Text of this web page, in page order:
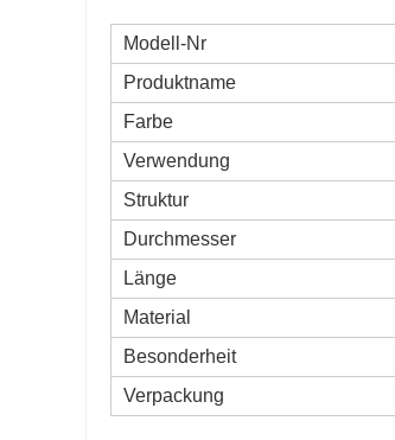
Modell-Nr
Produktname
Farbe
Verwendung
Struktur
Durchmesser
Länge
Material
Besonderheit
Verpackung